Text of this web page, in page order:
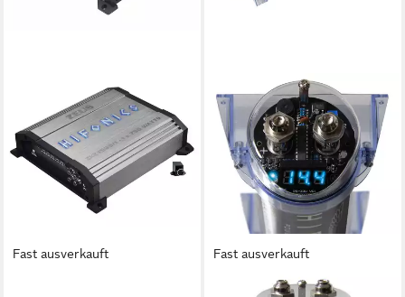
Fast ausverkauft Fast ausverkauft
HIFONICS